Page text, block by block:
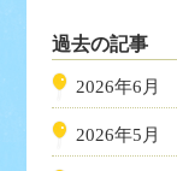
過去の記事
2026年6月
2026年5月